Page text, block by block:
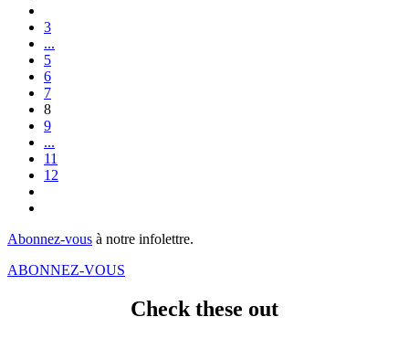
3
...
5
6
7
8
9
...
11
12
Abonnez-vous à notre infolettre.
ABONNEZ-VOUS
Check these out